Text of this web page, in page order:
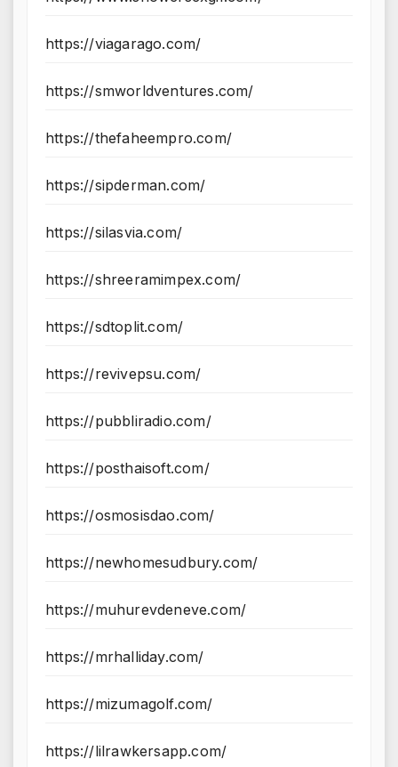
https://viagarago.com/
https://smworldventures.com/
https://thefaheempro.com/
https://sipderman.com/
https://silasvia.com/
https://shreeramimpex.com/
https://sdtoplit.com/
https://revivepsu.com/
https://pubbliradio.com/
https://posthaisoft.com/
https://osmosisdao.com/
https://newhomesudbury.com/
https://muhurevdeneve.com/
https://mrhalliday.com/
https://mizumagolf.com/
https://lilrawkersapp.com/